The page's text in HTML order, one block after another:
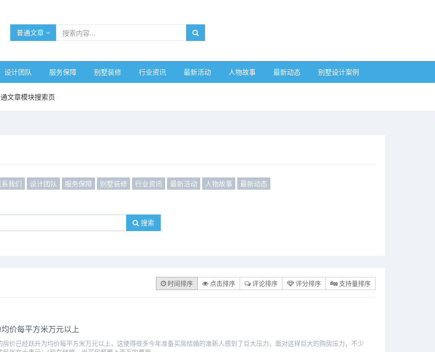
普通文章
设计团队 服务保障 别墅装修 行业资讯 最新活动 人物故事 最新动态 别墅设计案例
文章模块搜索页
系我们 设计团队 服务保障 别墅装修 行业资讯 最新活动 人物故事
最新动态
搜索
时间排序 点击排序 评论排序 评分排序 支持量排序
价每平方米万元以上
价已经跃升为均价每平方米万元以上，这使得很多今年准备买房结婚的准新人感到了巨大压力，面对这样巨大的购房压力，不少